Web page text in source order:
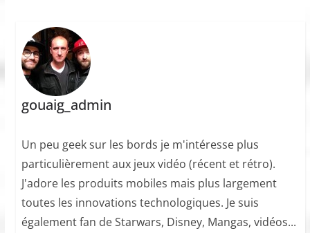
gouaig_admin
Un peu geek sur les bords je m'intéresse plus
particulièrement aux jeux vidéo (récent et rétro).
J'adore les produits mobiles mais plus largement
toutes les innovations technologiques. Je suis
également fan de Starwars, Disney, Mangas, vidéos...